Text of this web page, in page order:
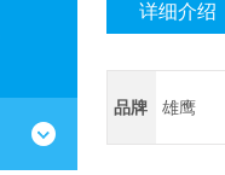
详细介绍
品牌 雄鹰